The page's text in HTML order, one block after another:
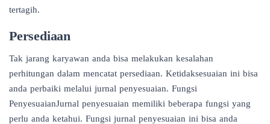
tertagih.
Persediaan
Tak jarang karyawan anda bisa melakukan kesalahan
perhitungan dalam mencatat persediaan. Ketidaksesuaian ini bisa
anda perbaiki melalui jurnal penyesuaian. Fungsi
PenyesuaianJurnal penyesuaian memiliki beberapa fungsi yang
perlu anda ketahui. Fungsi jurnal penyesuaian ini bisa anda